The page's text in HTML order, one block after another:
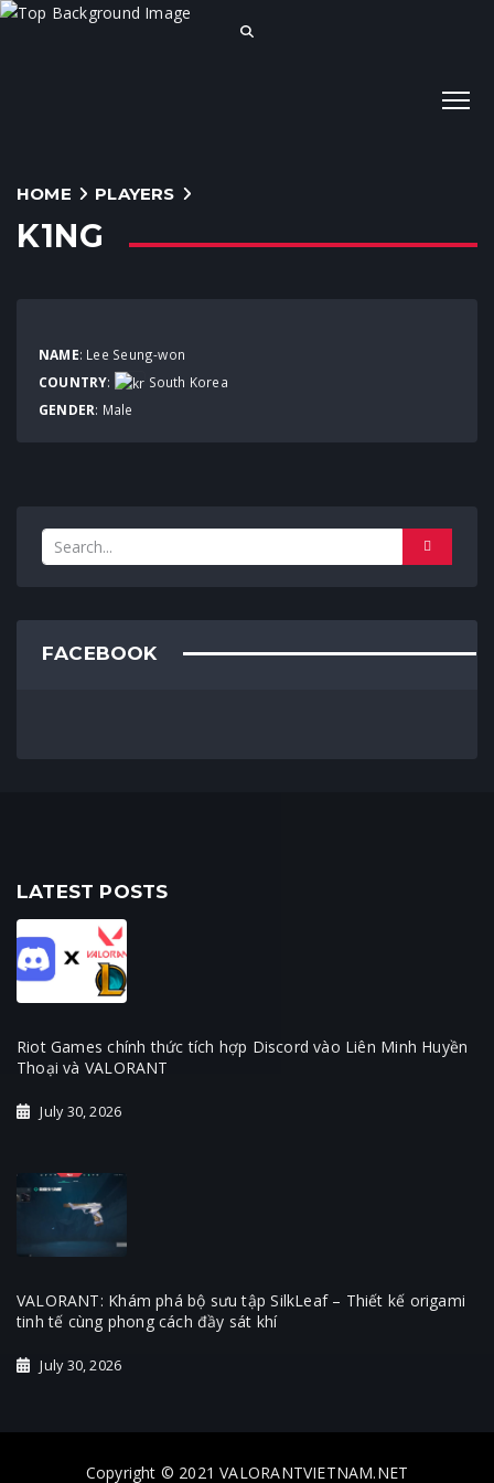
HOME PLAYERS
K1NG
NAME: Lee Seung-won
COUNTRY:
South Korea
GENDER: Male
FACEBOOK
LATEST POSTS
Riot Games chính thức tích hợp Discord vào Liên Minh Huyền
Thoại và VALORANT
July 30, 2026
VALORANT: Khám phá bộ sưu tập SilkLeaf – Thiết kế origami
tinh tế cùng phong cách đầy sát khí
July 30, 2026
Copyright © 2021 VALORANTVIETNAM.NET